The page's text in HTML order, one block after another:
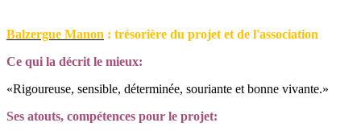
Balzergue Manon : trésorière du projet et de l'association
Ce qui la décrit le mieux:
«Rigoureuse, sensible, déterminée, souriante et bonne vivante.»
Ses atouts, compétences pour le projet: